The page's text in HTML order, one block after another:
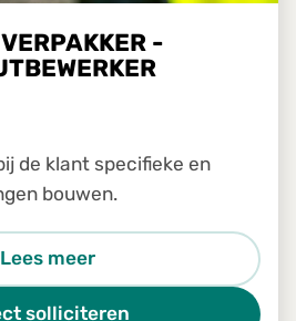
-
de klant specifieke en
bouwen.
Lees meer
solliciteren